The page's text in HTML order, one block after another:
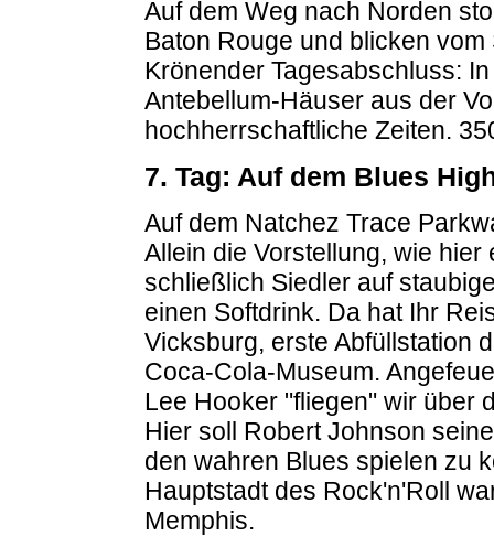
Auf dem Weg nach Norden
Baton Rouge und blicken
Krönender Tagesabschluss:
Antebellum-Häuser aus der
hochherrschaftliche Zeiten.
7. Tag: Auf dem Blues
Auf dem Natchez Trace
Allein die Vorstellung, wie
schließlich Siedler auf
einen Softdrink. Da hat Ihr
Vicksburg, erste Abfüllstation
Coca-Cola-Museum.
Lee Hooker "fliegen" wir über
Hier soll Robert Johnson
den wahren Blues spielen zu
Hauptstadt des Rock'n'Roll
Memphis.